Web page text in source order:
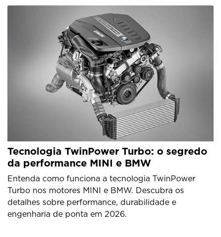
Tecnologia TwinPower Turbo: o segredo
da performance MINI e BMW
Entenda como funciona a tecnologia TwinPower
Turbo nos motores MINI e BMW. Descubra os
detalhes sobre performance, durabilidade e
engenharia de ponta em 2026.